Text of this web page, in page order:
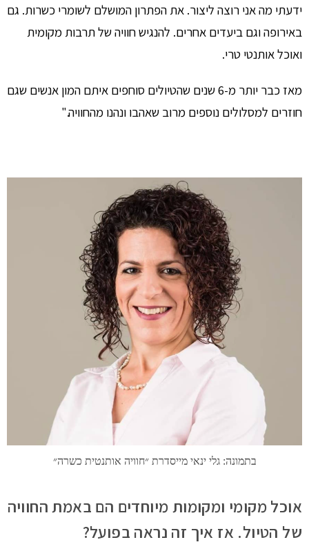
ידעתי מה אני רוצה ליצור. את הפתרון המושלם לשומרי כשרות. גם
באירופה וגם ביעדים אחרים. להנגיש חוויה של תרבות מקומית
ואוכל אותנטי טרי.
מאז כבר יותר מ-6 שנים שהטיולים סוחפים איתם המון אנשים שגם
חוזרים למסלולים נוספים מרוב שאהבו ונהנו מהחוויה."
בתמונה: גלי ינאי מייסדרת ״חוויה אותנטית כשרה״
אוכל מקומי ומקומות מיוחדים הם באמת החוויה
של הטיול. אז איך זה נראה בפועל?